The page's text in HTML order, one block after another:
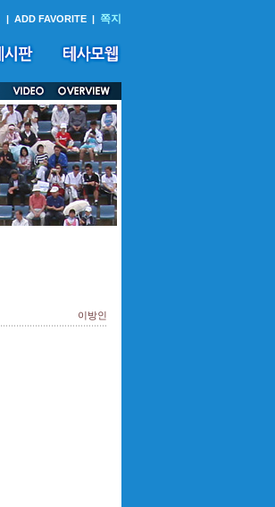
| ADD FAVORITE | 쪽지
이방인